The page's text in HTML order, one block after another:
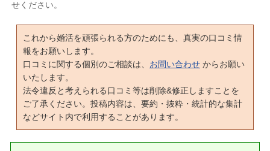
せください。
これから婚活を頑張られる方のためにも、真実の口コミ情
報をお願いします。
口コミに関する個別のご相談は、 お問い合わせ からお願い
いたします。
法令違反と考えられる口コミ等は削除&修正しますことを
ご了承ください。投稿内容は、要約・抜粋・統計的な集計
などサイト内で利用することがあります。